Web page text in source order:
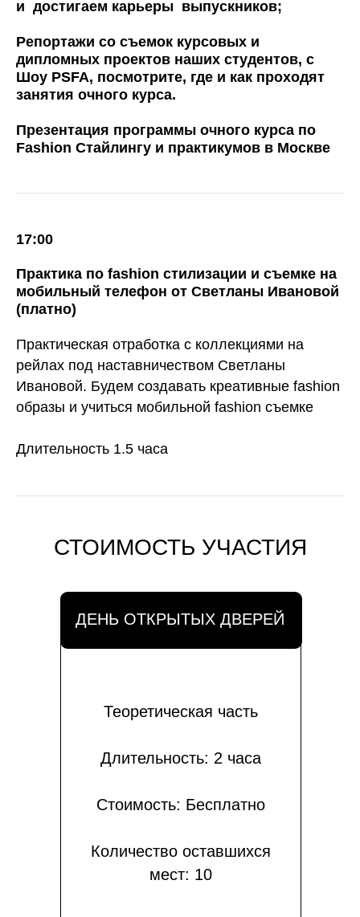
и достигаем карьеры выпускников;
Репортажи со съемок курсовых и
дипломных проектов наших студентов, с
Шоу PSFA, посмотрите, где и как проходят
занятия очного курса.
Презентация программы очного курса по
Fashion Стайлингу и практикумов в Москве
17:00
Практика по fashion стилизации и съемке на
мобильный телефон от Светланы Ивановой
(платно)
Практическая отработка с коллекциями на
рейлах под наставничеством Светланы
Ивановой. Будем создавать креативные fashion
образы и учиться мобильной fashion съемке
Длительность 1.5 часа
ДЕНЬ ОТКРЫТЫХ ДВЕРЕЙ
Теоретическая часть
Длительность: 2 часа
Стоимость: Бесплатно
Количество оставшихся
мест: 10
СТОИМОСТЬ УЧАСТИЯ